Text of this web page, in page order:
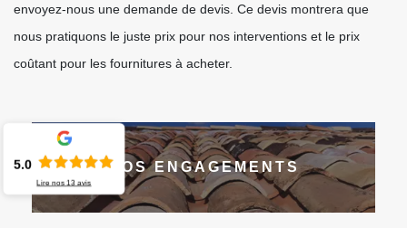
envoyez-nous une demande de devis. Ce devis montrera que
nous pratiquons le juste prix pour nos interventions et le prix
coûtant pour les fournitures à acheter.
NOS ENGAGEMENTS
5.0
Lire nos13 avis